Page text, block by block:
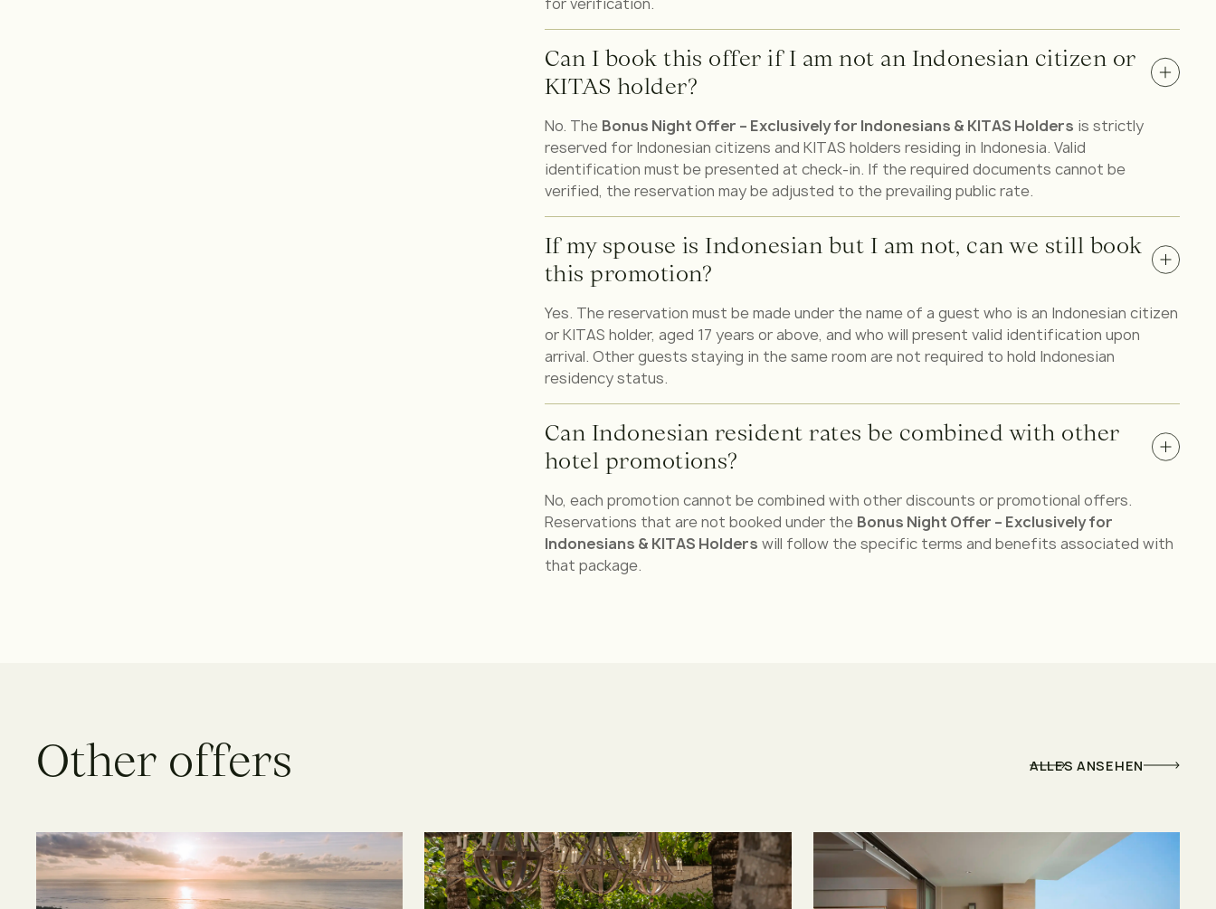
Can I book this offer if I am not an Indonesian citizen or
KITAS holder?
No. The Bonus Night Offer – Exclusively for Indonesians & KITAS Holders is strictly
reserved for Indonesian citizens and KITAS holders residing in Indonesia. Valid
identification must be presented at check-in. If the required documents cannot be
verified, the reservation may be adjusted to the prevailing public rate.
If my spouse is Indonesian but I am not, can we still book
this promotion?
Yes. The reservation must be made under the name of a guest who is an Indonesian citizen
or KITAS holder, aged 17 years or above, and who will present valid identification upon
arrival. Other guests staying in the same room are not required to hold Indonesian
residency status.
Can Indonesian resident rates be combined with other
hotel promotions?
No, each promotion cannot be combined with other discounts or promotional offers.
Reservations that are not booked under the Bonus Night Offer – Exclusively for
Indonesians & KITAS Holders will follow the specific terms and benefits associated with
that package.
Other offers ALLES ANSEHEN